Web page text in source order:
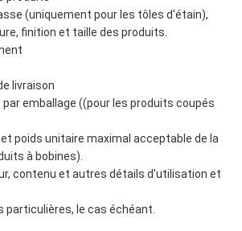
(uniquement pour les tôles d'étain),
finition et taille des produits.
livraison
emballage ((pour les produits coupés
poids unitaire maximal acceptable de la
à bobines).
contenu et autres détails d'utilisation et
particulières, le cas échéant.